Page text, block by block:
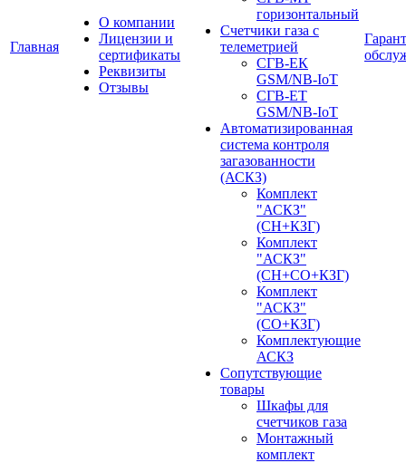
Главная
О компании
Лицензии и
сертификаты
Реквизиты
Отзывы
горизонтальный
Счетчики газа с
телеметрией
СГВ-ЕК
GSM/NB-IoT
СГВ-ЕТ
GSM/NB-IoT
Автоматизированная
система контроля
загазованности
(АСКЗ)
Комплект
"АСКЗ"
(СН+КЗГ)
Комплект
"АСКЗ"
(СН+СО+КЗГ)
Комплект
"АСКЗ"
(СО+КЗГ)
Комплектующие
АСКЗ
Сопутствующие
товары
Шкафы для
счетчиков газа
Монтажный
комплект